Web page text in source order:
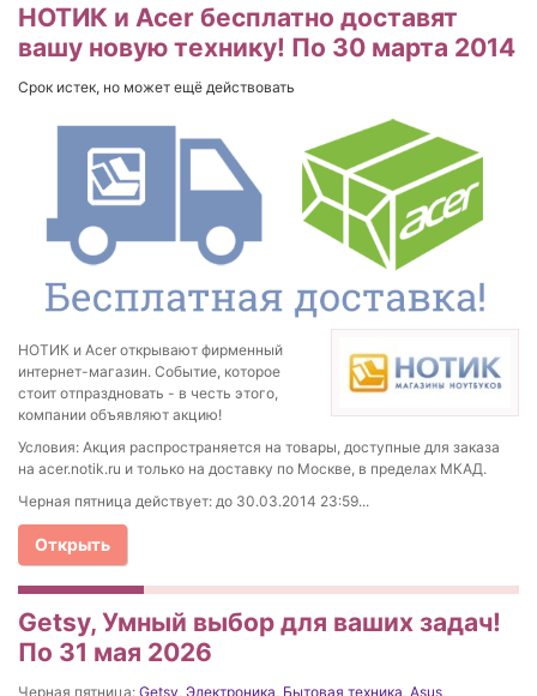
НОТИК и Acer бесплатно доставят
вашу новую технику! По 30 марта 2014
Срок истек, но может ещё действовать
НОТИК и Acer открывают фирменный
интернет-магазин. Событие, которое
стоит отпраздновать - в честь этого,
компании объявляют акцию!
Условия: Акция распространяется на товары, доступные для заказа
на acer.notik.ru и только на доставку по Москве, в пределах МКАД.
Черная пятница действует: до 30.03.2014 23:59...
Открыть
Getsy, Умный выбор для ваших задач!
По 31 мая 2026
Черная пятница: Getsy, Электроника, Бытовая техника, Asus,